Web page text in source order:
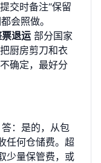
交时备注“保留
会照做。
退运 部分国家
厨房剪刀和衣
确定，最好分
答：是的，从包
任何仓储费。超
少量保管费，或